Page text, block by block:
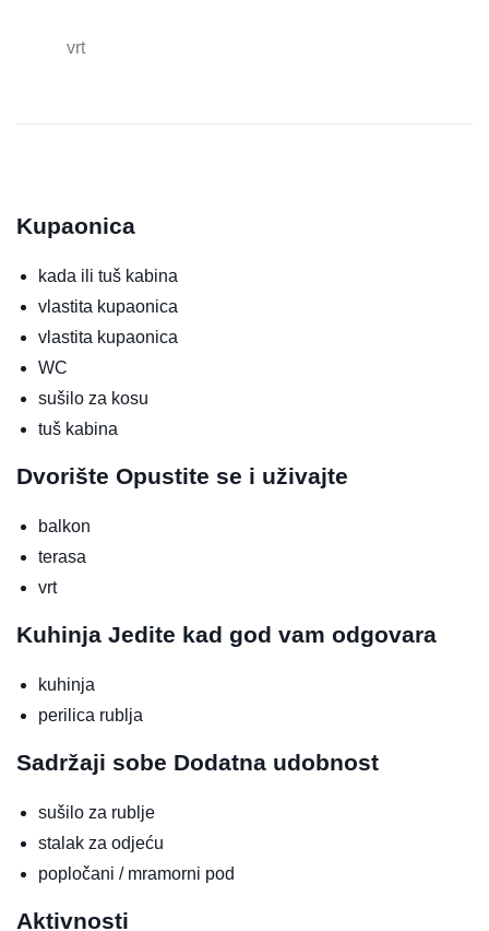
vrt
Kupaonica
kada ili tuš kabina
vlastita kupaonica
vlastita kupaonica
WC
sušilo za kosu
tuš kabina
Dvorište Opustite se i uživajte
balkon
terasa
vrt
Kuhinja Jedite kad god vam odgovara
kuhinja
perilica rublja
Sadržaji sobe Dodatna udobnost
sušilo za rublje
stalak za odjeću
popločani / mramorni pod
Aktivnosti